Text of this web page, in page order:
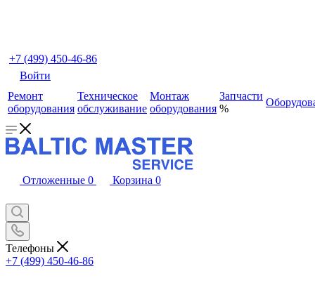
+7 (499) 450-46-86
Войти
Ремонт
оборудования
Техническое
обслуживание
Монтаж
оборудования
Запчасти
%
Отложенные 0 Корзина 0
Телефоны
+7 (499) 450-46-86